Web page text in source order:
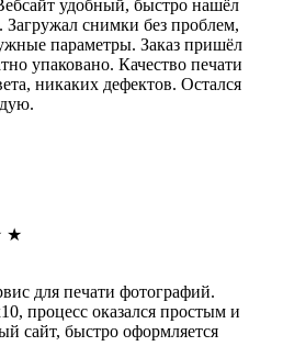
удобный, быстро нашёл
снимки без проблем,
параметры. Заказ пришёл
упаковано. Качество печати
никаких дефектов. Остался
★
для печати фотографий.
процесс оказался простым и
сайт, быстро оформляется